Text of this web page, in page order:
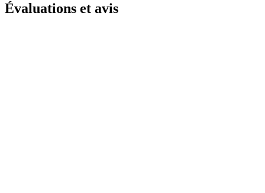
Évaluations et avis